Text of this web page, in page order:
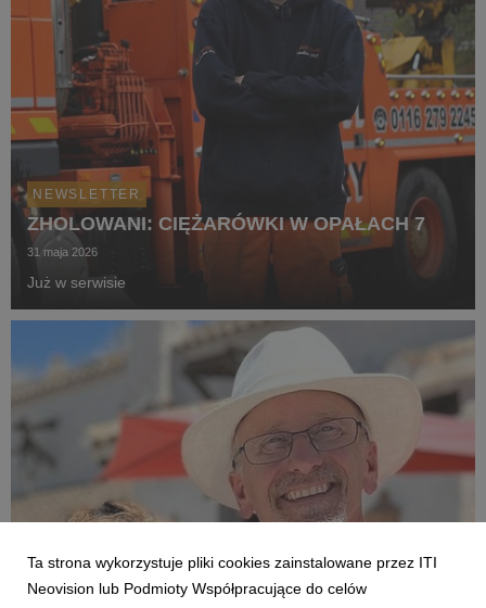
NEWSLETTER
ZHOLOWANI: CIĘŻARÓWKI W OPAŁACH 7
31 maja 2026
Już w serwisie
Ta strona wykorzystuje pliki cookies zainstalowane przez ITI
Neovision lub Podmioty Współpracujące do celów